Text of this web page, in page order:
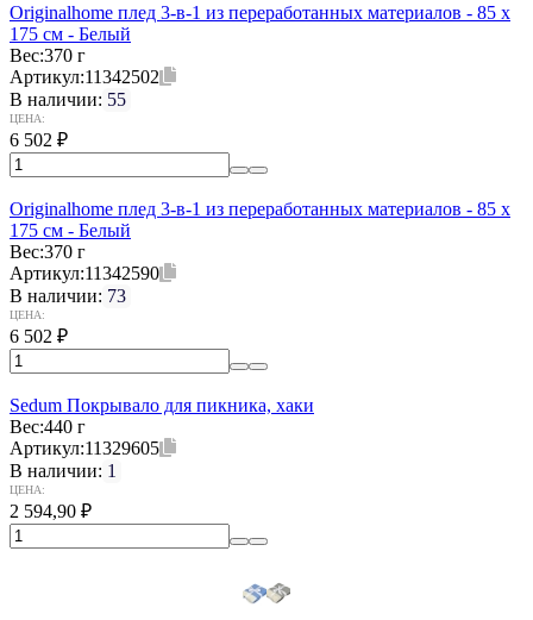
Originalhome плед 3-в-1 из переработанных материалов - 85 x
175 см - Белый
Вес:370 г
Артикул:11342502
В наличии: 55
ЦЕНА:
6 502 ₽
Originalhome плед 3-в-1 из переработанных материалов - 85 x
175 см - Белый
Вес:370 г
Артикул:11342590
В наличии: 73
ЦЕНА:
6 502 ₽
Sedum Покрывало для пикника, хаки
Вес:440 г
Артикул:11329605
В наличии: 1
ЦЕНА:
2 594,90 ₽